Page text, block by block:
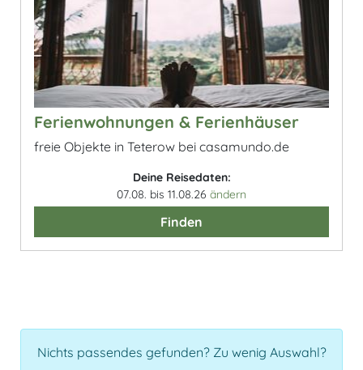
Ferienwohnungen & Ferienhäuser
freie Objekte in Teterow bei casamundo.de
Deine Reisedaten:
07.08. bis 11.08.26 ändern
Finden
Nichts passendes gefunden? Zu wenig Auswahl?